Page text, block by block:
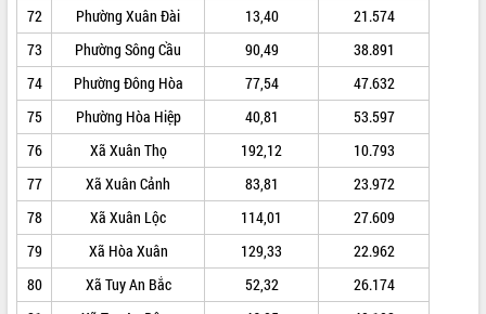
Tháo gỡ những vướng mắc, đẩy mạnh
công tác cải cách thủ tục hành chính
tại Trung tâm Phục vụ hành chính
công tỉnh
Đắk Lắk: Tôn vinh 46 giải pháp tại Hội
thi Sáng tạo Kỹ thuật 2024 - 2025
Đắk Lắk rà soát, điều chỉnh Đề án 190
về phát triển nuôi trồng thủy sản
Phó Chủ tịch UBND tỉnh Đắk Lắk
Trương Công Thái kiểm tra thực địa
Dự án cao tốc Khánh Hòa - Buôn Ma
Thuột
Định vị cà phê Việt Nam như một “di
72
Phường Xuân Đài 13,40
21.574
73
Phường Sông Cầu 90,49
38.891
74
Phường Đông Hòa 77,54
47.632
75
Phường Hòa Hiệp 40,81
53.597
76
Xã Xuân Thọ 192,12
10.793
77
Xã Xuân Cảnh 83,81
23.972
78
Xã Xuân Lộc 114,01
27.609
79
Xã Hòa Xuân 129,33
22.962
80
Xã Tuy An Bắc 52,32
26.174